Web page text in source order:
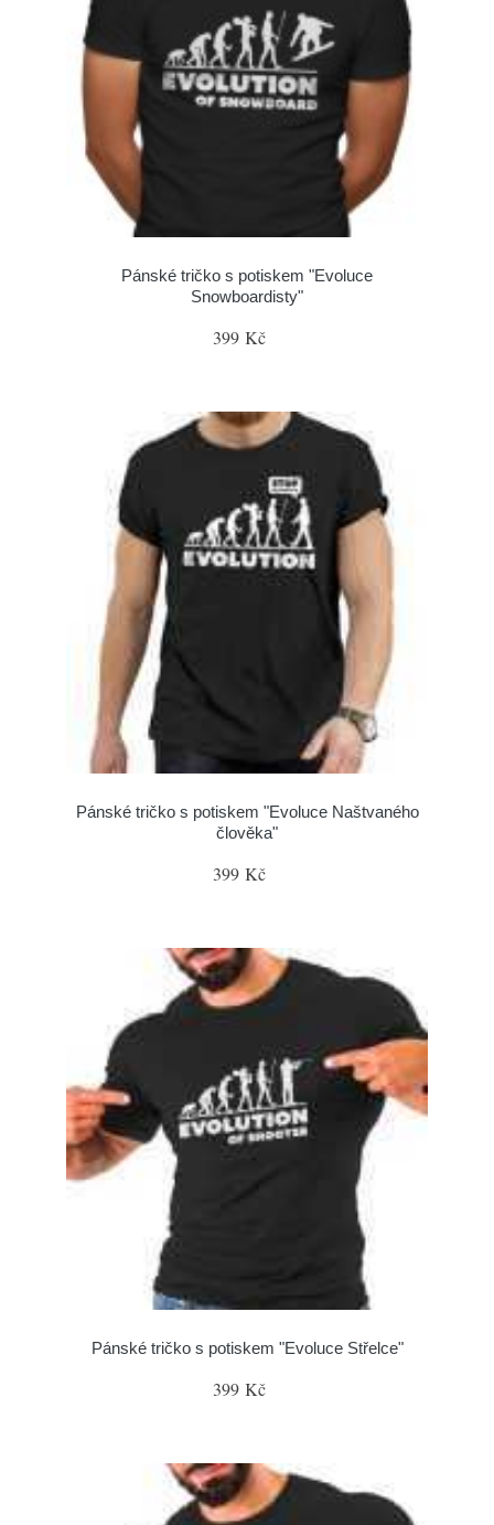
Pánské tričko s potiskem "Evoluce
Snowboardisty"
399 Kč
Pánské tričko s potiskem "Evoluce Naštvaného
člověka"
399 Kč
Pánské tričko s potiskem "Evoluce Střelce"
399 Kč